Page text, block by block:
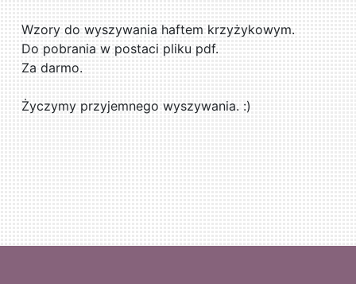
Wzory do wyszywania haftem krzyżykowym.
Do pobrania w postaci pliku pdf.
Za darmo.
Życzymy przyjemnego wyszywania. :)